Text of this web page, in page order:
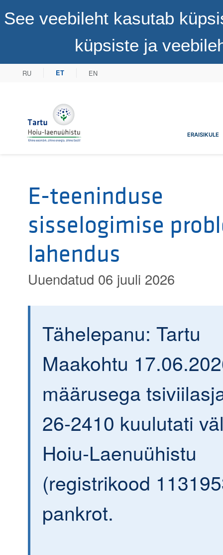
See veebileht kasutab
küpsiste ja
RU ET EN
Tartu Hoiu-laenuühistuERAISIKULE
E-teeninduse
sisselogimise
lahendus
Uuendatud 06 juuli 2026
Tähelepanu: Tartu
Maakohtu
määrusega
26-2410 kuulutati
Hoiu-Laenuühistu
(registrikood
pankrot.